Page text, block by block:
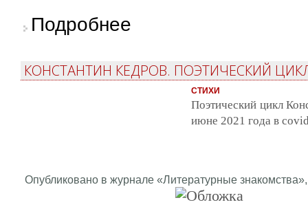
Подробнее
КОНСТАНТИН КЕДРОВ. ПОЭТИЧЕСКИЙ
СТИХИ
Поэтический цикл
июне 2021 года в
Опубликовано в журнале «Литературные